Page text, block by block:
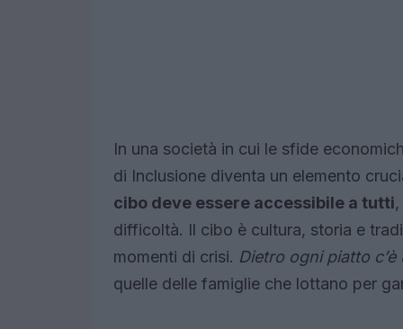
In una società in cui le sfide
di Inclusione diventa un elemento
cibo deve essere accessibile a tutti
difficoltà. Il cibo è cultura, storia e
momenti di crisi. Dietro ogni piatto
quelle delle famiglie che lottano per